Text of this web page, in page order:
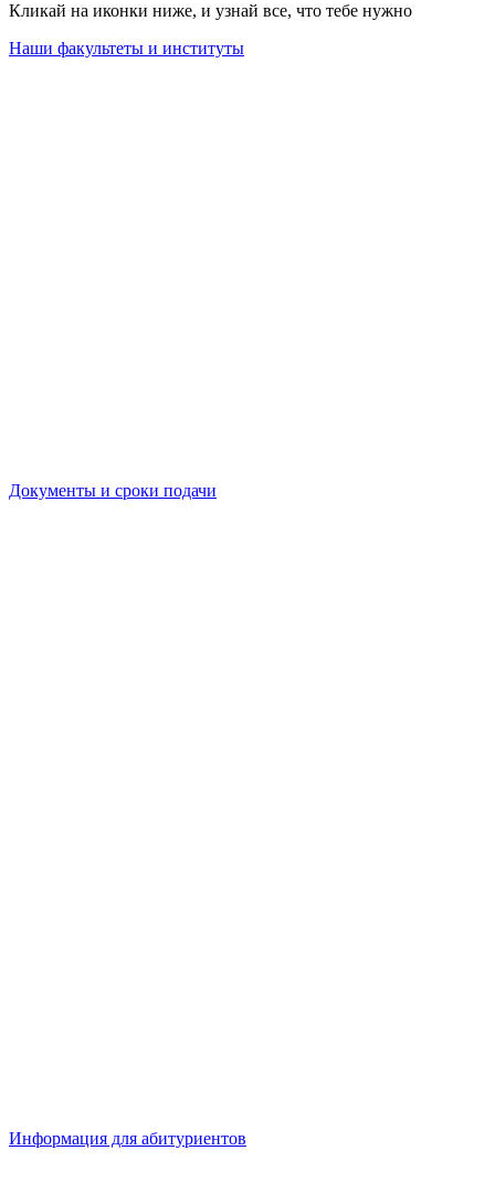
Кликай на иконки ниже, и узнай все, что тебе нужно
Наши факультеты и институты
Документы и сроки подачи
Информация для абитуриентов